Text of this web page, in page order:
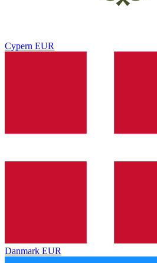
Cypern EUR
Danmark EUR